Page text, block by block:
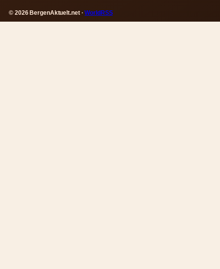
© 2026 BergenAktuelt.net ·WorldRSS